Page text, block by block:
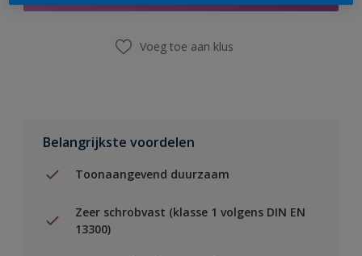
Voeg toe aan klus
Belangrijkste voordelen
Toonaangevend duurzaam
Zeer schrobvast (klasse 1 volgens DIN EN
13300)